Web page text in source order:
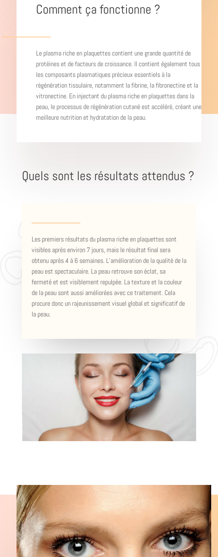
Comment ça fonctionne ?
Le plasma riche en plaquettes contient une grande quantité de
protéines et de facteurs de croissance. Il contient également tous
les composants plasmatiques précieux essentiels à la
régénération tissulaire, notamment la fibrine, la fibronectine et la
vitronectine. En injectant du plasma riche en plaquettes dans la
peau, le processus de régénération cutané est accéléré, créant une
meilleure nutrition et hydratation de la peau.
Quels sont les résultats attendus ?
Les premiers résultats du plasma riche en plaquettes sont
visibles après environ 7 jours, mais le résultat final sera
obtenu après 4 à 6 semaines. L’amélioration de la qualité de la
peau est spectaculaire. La peau retrouve son éclat, sa
fermeté et est visiblement repulpée. La texture et la couleur
de la peau sont aussi améliorées avec ce traitement. Cela
procure donc un rajeunissement visuel global et significatif de
la peau.